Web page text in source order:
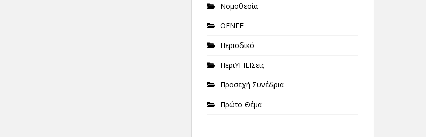
Νομοθεσία
ΟΕΝΓΕ
Περιοδικό
ΠεριΥΓΙΕΙΣεις
Προσεχή Συνέδρια
Πρώτο Θέμα